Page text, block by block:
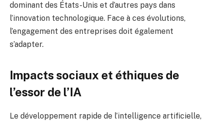
dominant des États-Unis et d’autres pays dans
l’innovation technologique. Face à ces évolutions,
l’engagement des entreprises doit également
s’adapter.
Impacts sociaux et éthiques de
l’essor de l’IA
Le développement rapide de l’intelligence artificielle,